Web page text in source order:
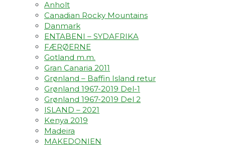
Anholt
Canadian Rocky Mountains
Danmark
ENTABENI – SYDAFRIKA
FÆRØERNE
Gotland m.m.
Gran Canaria 2011
Grønland – Baffin Island retur
Grønland 1967-2019 Del-1
Grønland 1967-2019 Del 2
ISLAND – 2021
Kenya 2019
Madeira
MAKEDONIEN